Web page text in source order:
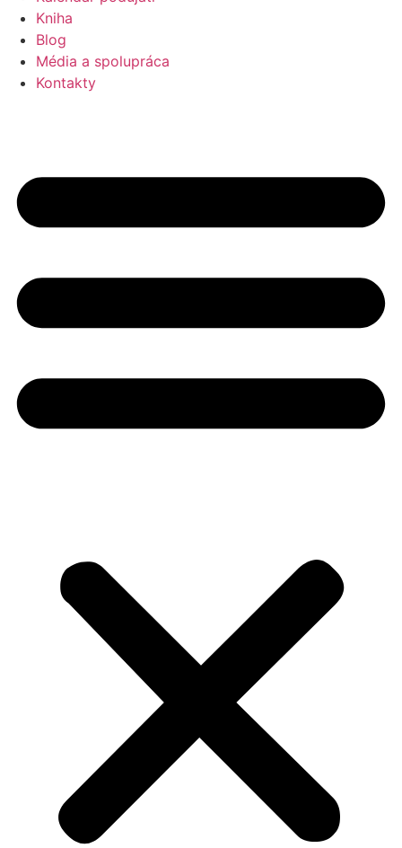
Kniha
Blog
Média a spolupráca
Kontakty